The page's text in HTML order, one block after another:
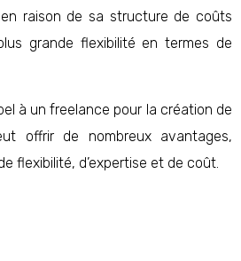
raison de sa structure de coûts
grande flexibilité en termes de
à un freelance pour la création de
offrir de nombreux avantages,
flexibilité, d’expertise et de coût.